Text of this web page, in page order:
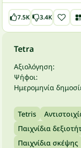
7.5K 3.4K
Tetra
Αξιολόγηση:
Ψήφοι:
Ημερομηνία
Tetris
Παιχνίδια
Παιχνίδια σκέψης